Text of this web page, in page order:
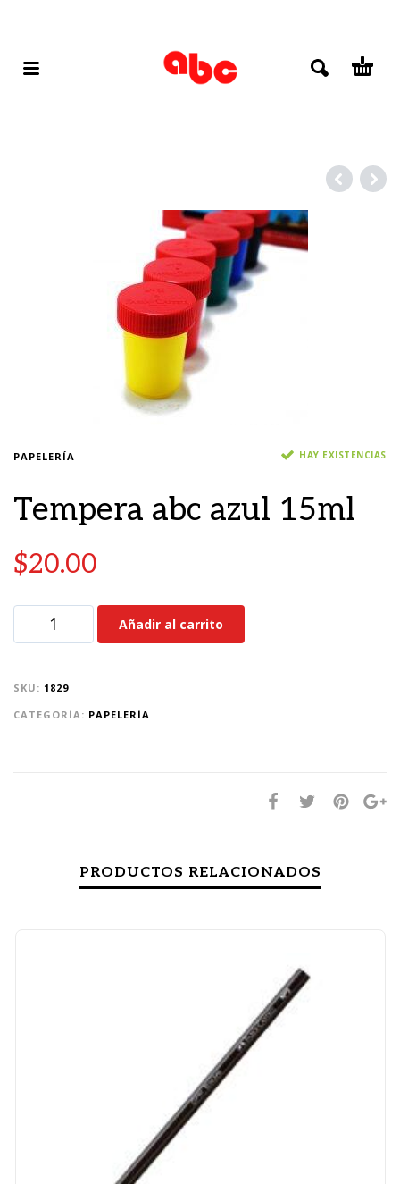
PAPELERÍA HAY EXISTENCIAS
Tempera abc azul 15ml
$20.00
Añadir al carrito
SKU: 1829
CATEGORÍA: PAPELERÍA
PRODUCTOS RELACIONADOS